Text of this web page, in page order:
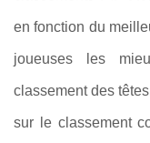
en fonction du
joueuses les
classement des
sur le classement